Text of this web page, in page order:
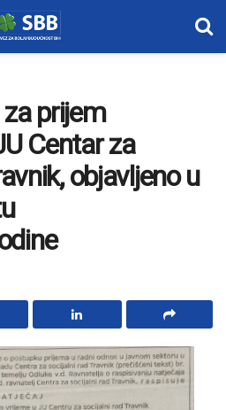
prijem
Centar za
objavljeno u